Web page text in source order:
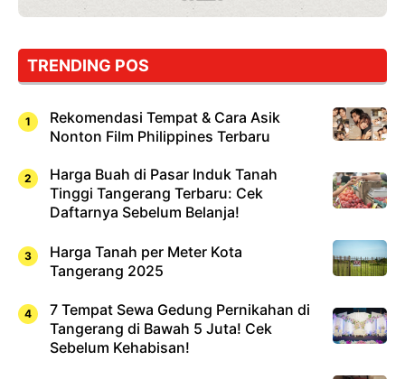
TRENDING POS
Rekomendasi Tempat & Cara Asik
Nonton Film Philippines Terbaru
Harga Buah di Pasar Induk Tanah
Tinggi Tangerang Terbaru: Cek
Daftarnya Sebelum Belanja!
Harga Tanah per Meter Kota
Tangerang 2025
7 Tempat Sewa Gedung Pernikahan di
Tangerang di Bawah 5 Juta! Cek
Sebelum Kehabisan!